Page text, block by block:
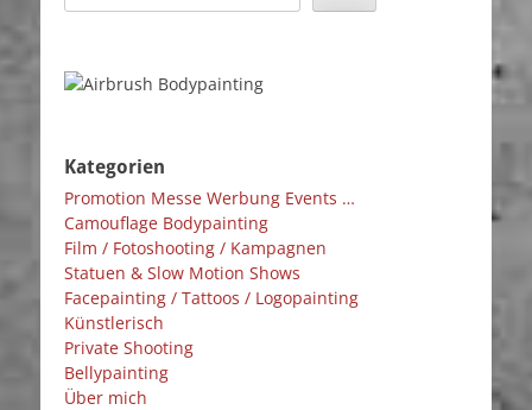
Kategorien
Promotion Messe Werbung Events …
Camouflage Bodypainting
Film / Fotoshooting / Kampagnen
Statuen & Slow Motion Shows
Facepainting / Tattoos / Logopainting
Künstlerisch
Private Shooting
Bellypainting
Über mich